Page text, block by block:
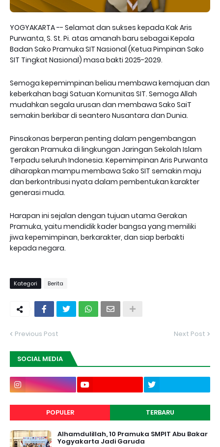
YOGYAKARTA -- Selamat dan sukses kepada Kak Aris
Purwanta, S. St. Pi. atas amanah baru sebagai Kepala
Badan Sako Pramuka SIT Nasional (Ketua Pimpinan Sako
SIT Tingkat Nasional) masa bakti 2025-2029.
Semoga kepemimpinan beliau membawa kemajuan dan
keberkahan bagi Satuan Komunitas SIT. Semoga Allah
mudahkan segala urusan dan membawa Sako SaiT
semakin berkibar di seantero Nusantara dan Dunia.
Pinsakonas berperan penting dalam pengembangan
gerakan Pramuka di lingkungan Jaringan Sekolah Islam
Terpadu seluruh Indonesia. Kepemimpinan Aris Purwanta
diharapkan mampu membawa Sako SIT semakin maju
dan berkontribusi nyata dalam pembentukan karakter
generasi muda.
Harapan ini sejalan dengan tujuan utama Gerakan
Pramuka, yaitu mendidik kader bangsa yang memiliki
jiwa kepemimpinan, berkarakter, dan siap berbakti
kepada negara.
Kategori Berita
Previous Post Next Post
SOCIAL MEDIA
POPULER TERBARU
Alhamdulillah, 10 Pramuka SMPIT Abu Bakar
Yogyakarta Jadi Garuda